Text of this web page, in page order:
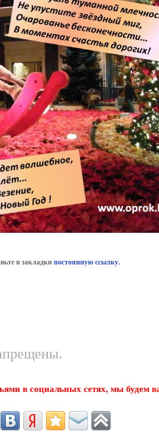
в закладки постоянную ссылку.
в социальных сетях, мы будем